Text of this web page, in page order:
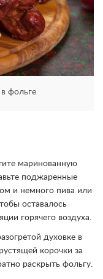
в фольге
маринованную
поджаренные
и немного пива или
оставалось
горячего воздуха.
духовке в
корочки за
раскрыть фольгу.